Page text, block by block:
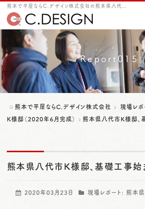
熊本で平屋ならC.デザイン株式会社の熊本県八代市K様邸、基礎工事始まりました。をご紹介
Report015
熊本で平屋ならC.デザイン株式会社 現場レポ
K様邸（2020年6月完成）
熊本県八代市K様邸、
熊本県八代市K様邸、基礎工事始ま
2020年03月23日 現場レポート: 熊本